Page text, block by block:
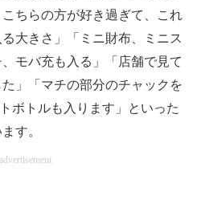
ちらの方が好き過ぎて、これ
大きさ」「ミニ財布、ミニス
モバ充も入る」「店舗で見て
」「マチの部分のチャックを
ボトルも入ります」といった
す。
advertisement